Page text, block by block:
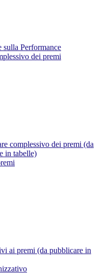
sulla Performance
dei premi
complessivo dei premi (da
in tabelle)
ai premi (da pubblicare in